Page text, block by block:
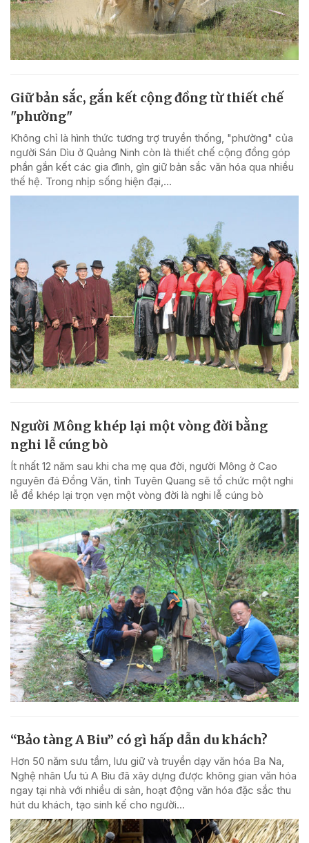
Giữ bản sắc, gắn kết cộng đồng từ thiết chế
"phường"
Không chỉ là hình thức tương trợ truyền thống, "phường" của
người Sán Dìu ở Quảng Ninh còn là thiết chế cộng đồng góp
phần gắn kết các gia đình, gìn giữ bản sắc văn hóa qua nhiều
thế hệ. Trong nhịp sống hiện đại,...
Người Mông khép lại một vòng đời bằng
nghi lễ cúng bò
Ít nhất 12 năm sau khi cha mẹ qua đời, người Mông ở Cao
nguyên đá Đồng Văn, tỉnh Tuyên Quang sẽ tổ chức một nghi
lễ để khép lại trọn vẹn một vòng đời là nghi lễ cúng bò
“Bảo tàng A Biu” có gì hấp dẫn du khách?
Hơn 50 năm sưu tầm, lưu giữ và truyền dạy văn hóa Ba Na,
Nghệ nhân Ưu tú A Biu đã xây dựng được không gian văn hóa
ngay tại nhà với nhiều di sản, hoạt động văn hóa đặc sắc thu
hút du khách, tạo sinh kế cho người...